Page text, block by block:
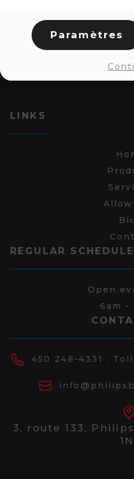
LINKS
REGULAR SCHEDULE
Open
6am -
450 248-4331 .
3, route 133,
Paramètres